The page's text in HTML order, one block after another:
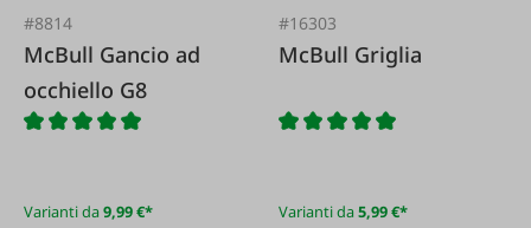
#8814
McBull Gancio ad
occhiello G8
Varianti da9,99 €*
#16303
McBull Griglia
Varianti da5,99 €*